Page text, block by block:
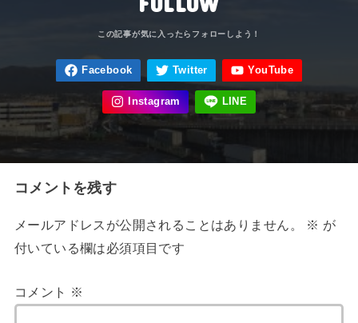
コメントを残す
メールアドレスが公開されることはありません。 ※ が
付いている欄は必須項目です
コメント ※